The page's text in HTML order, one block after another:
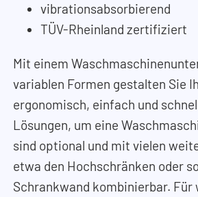
vibrationsabsorbierend
TÜV-Rheinland zertifiziert
Mit einem
variablen Formen gestalten Sie
ergonomisch, einfach und
Lösungen, um eine
sind optional und mit vielen
etwa den Hochschränken oder
Schrankwand kombinierbar. Für